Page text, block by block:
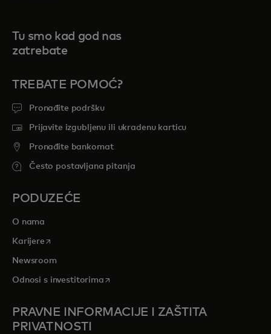
Tu smo kad god nas
zatrebate
TREBATE POMOĆ?
Pronađite podršku
Prijavite izgubljenu ili ukradenu karticu
Pronađite bankomat
Često postavljana pitanja
PODUZEĆE
O nama
Karijereopens in a new tab
Newsroom
Odnosi s investitorimaopens in a new tab
PRAVNE INFORMACIJE I ZAŠTITA
PRIVATNOSTI